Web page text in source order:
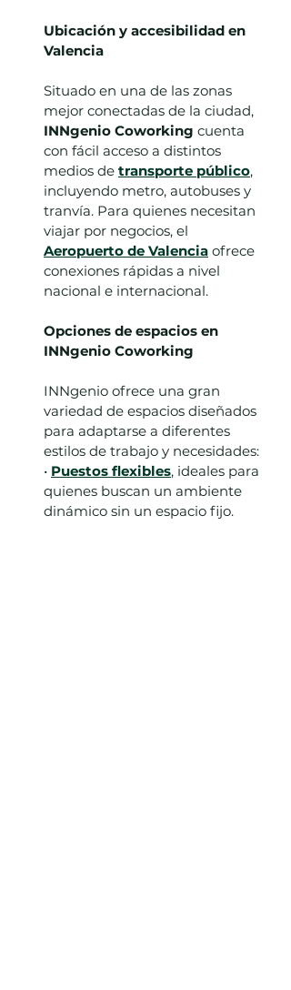
Ubicación y accesibilidad en
Valencia
Situado en una de las zonas
mejor conectadas de la ciudad,
INNgenio Coworking cuenta
con fácil acceso a distintos
medios de transporte público,
incluyendo metro, autobuses y
tranvía. Para quienes necesitan
viajar por negocios, el
Aeropuerto de Valencia ofrece
conexiones rápidas a nivel
nacional e internacional.
Opciones de espacios en
INNgenio Coworking
INNgenio ofrece una gran
variedad de espacios diseñados
para adaptarse a diferentes
estilos de trabajo y necesidades:
• Puestos flexibles, ideales para
quienes buscan un ambiente
dinámico sin un espacio fijo.